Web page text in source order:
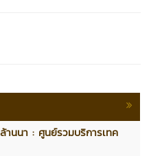
านนา : ศูนย์รวมบริการเทค